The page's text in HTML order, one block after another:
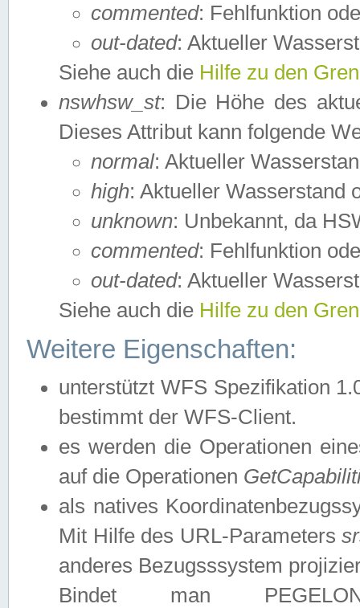
commented: Fehlfunktion
out-dated: Aktueller
Siehe auch die Hilfe zu den
nswhsw_st: Die Höhe des
Dieses Attribut kann folgende
normal: Aktueller
high: Aktueller Wasserstand
unknown: Unbekannt, da
commented: Fehlfunktion
out-dated: Aktueller
Siehe auch die Hilfe zu den
Weitere Eigenschaften:
unterstützt WFS Spezifikation
bestimmt der WFS-Client.
es werden die Operationen
auf die Operationen
als natives
Mit Hilfe des URL-Parameters
anderes Bezugsssystem
Bindet man